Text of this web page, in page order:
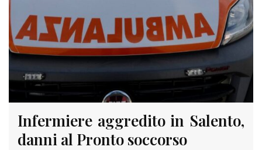
Infermiere aggredito in Salento,
danni al Pronto soccorso